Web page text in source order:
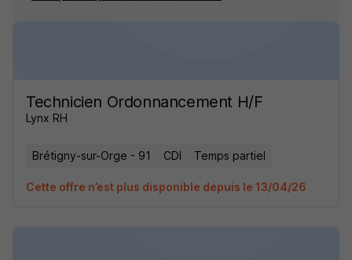
Technicien Ordonnancement H/F
Lynx RH
Brétigny-sur-Orge - 91 CDI Temps partiel
Cette offre n’est plus disponible depuis le 13/04/26